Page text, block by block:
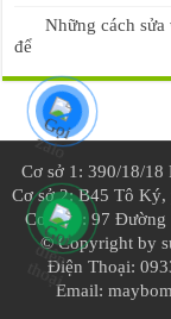
Những cách
để
Cơ sở 1: 390/18/18
Cơ sở 2: B45 Tô
Cơ sở 3: 97
© Copyright by
Điện Thoại:
Email: